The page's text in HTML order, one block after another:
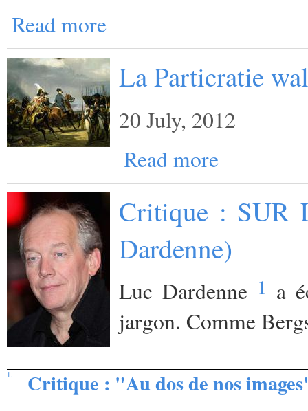
Read more
La Particratie
20 July, 2012
Read more
Critique : SUR
Dardenne)
Luc Dardenne 1 a
jargon. Comme
1.
Critique : "Au dos de nos